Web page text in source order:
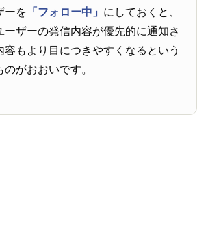
ーを 「フォロー中」 にしておくと、
ーザーの発信内容が優先的に通知さ
容もより目につきやすくなるという
がおおいです。